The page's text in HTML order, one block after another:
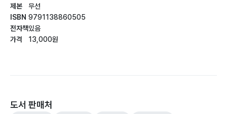
제본
ISBN
전자책
가격
무선
9791138860505
있음
13,000원
도서 판매처